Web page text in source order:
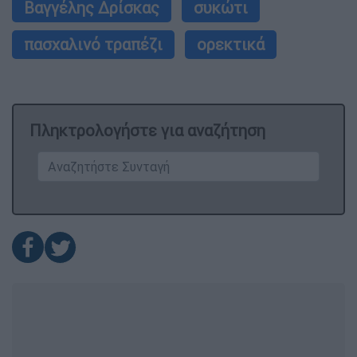
Βαγγέλης Δρίσκας
συκώτι
πασχαλινό τραπέζι
ορεκτικά
Πληκτρολογήστε για αναζήτηση